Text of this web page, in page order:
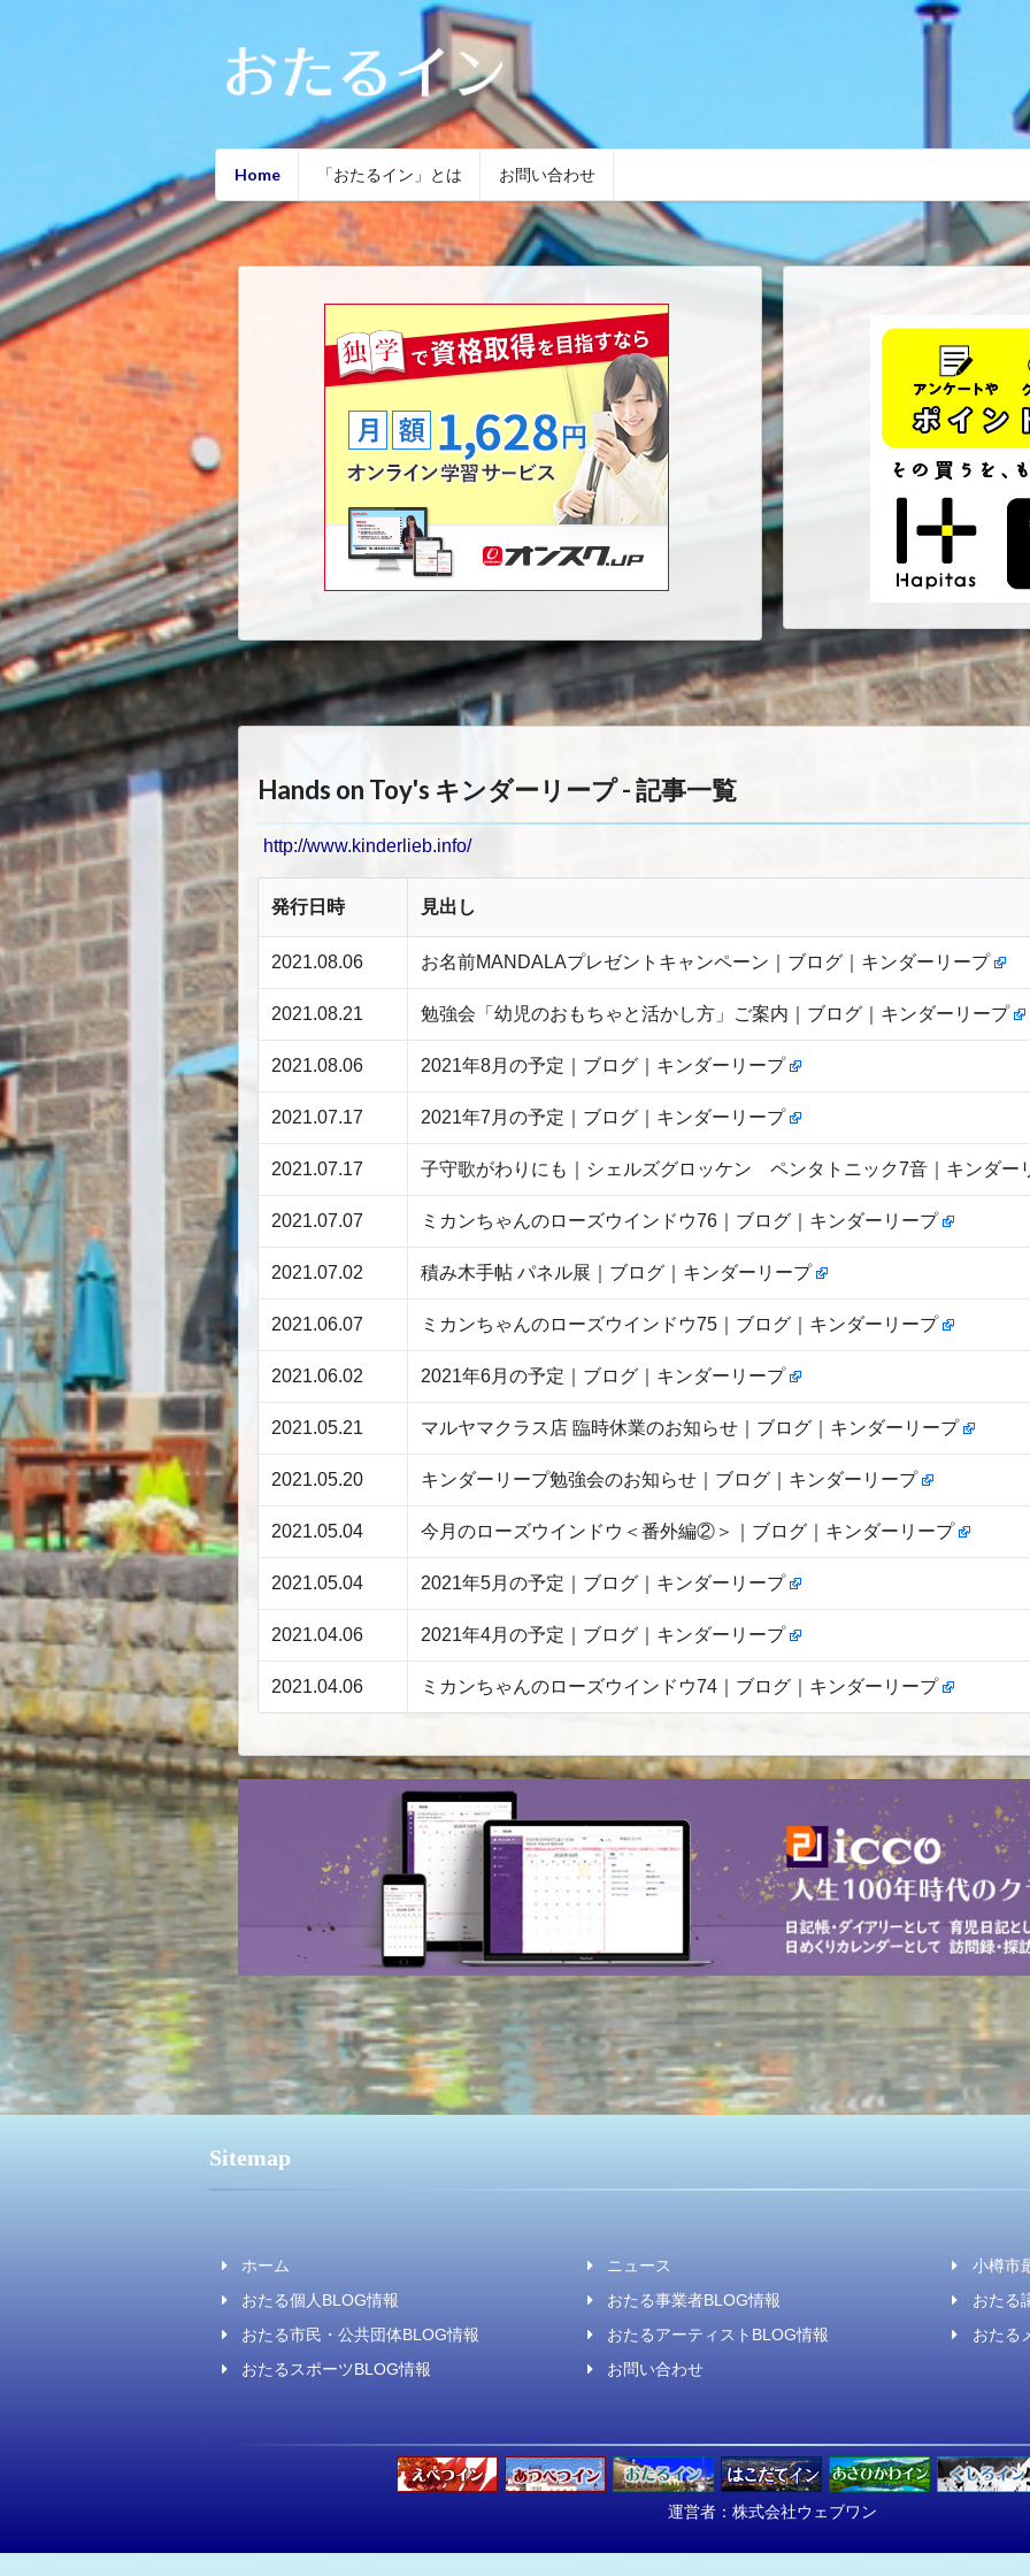
Home 「おたるイン」とは お問い合わせ
Hands on Toy's キンダーリープ - 記事一覧
http://www.kinderlieb.info/
発行日時 見出し
2021.08.06 お名前MANDALAプレゼントキャンペーン｜ブログ｜キンダーリープ
2021.08.21 勉強会「幼児のおもちゃと活かし方」ご案内｜ブログ｜キンダーリープ
2021.08.06 2021年8月の予定｜ブログ｜キンダーリープ
2021.07.17 2021年7月の予定｜ブログ｜キンダーリープ
2021.07.17 子守歌がわりにも｜シェルズグロッケン ペンタトニック7音｜キンダー
2021.07.07 ミカンちゃんのローズウインドウ76｜ブログ｜キンダーリープ
2021.07.02 積み木手帖 パネル展｜ブログ｜キンダーリープ
2021.06.07 ミカンちゃんのローズウインドウ75｜ブログ｜キンダーリープ
2021.06.02 2021年6月の予定｜ブログ｜キンダーリープ
2021.05.21 マルヤマクラス店 臨時休業のお知らせ｜ブログ｜キンダーリープ
2021.05.20 キンダーリープ勉強会のお知らせ｜ブログ｜キンダーリープ
2021.05.04 今月のローズウインドウ＜番外編②＞｜ブログ｜キンダーリープ
2021.05.04 2021年5月の予定｜ブログ｜キンダーリープ
2021.04.06 2021年4月の予定｜ブログ｜キンダーリープ
2021.04.06 ミカンちゃんのローズウインドウ74｜ブログ｜キンダーリープ
Sitemap
ホーム ニュース
小樽市
おたる個人BLOG情報
おたる事業者BLOG情報
おたる
おたる市民・公共団体BLOG情報
おたるアーティストBLOG情報
おたる
おたるスポーツBLOG情報
お問い合わせ
運営者： 株式会社ウェブワン